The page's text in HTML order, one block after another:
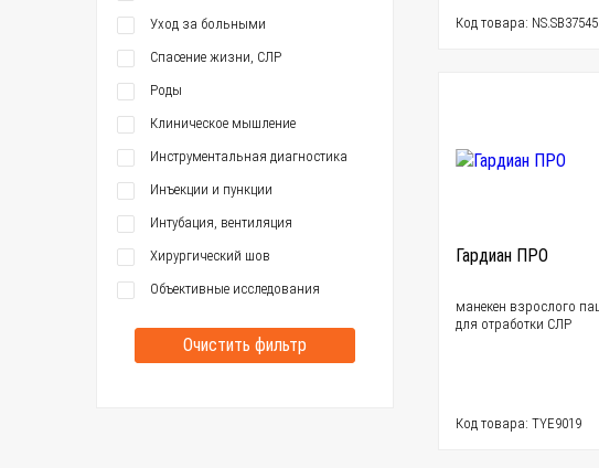
Уход за больными
Спасение жизни, СЛР
Роды
Клиническое мышление
Инструментальная диагностика
Инъекции и пункции
Интубация, вентиляция
Хирургический шов
Объективные исследования
Очистить фильтр
Код товара: NS.SB37545
Гардиан ПРО
манекен взрослого
для отработки СЛР
Код товара: TYE9019